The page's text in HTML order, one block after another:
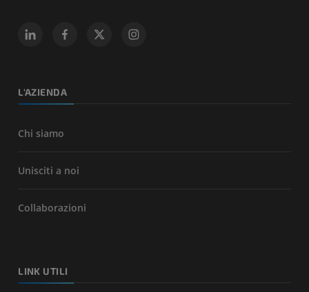
L'AZIENDA
Chi siamo
Unisciti a noi
Collaborazioni
LINK UTILI